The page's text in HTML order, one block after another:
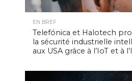
EN BREF
Telefónica et Halotech
la sécurité industrielle
aux USA grâce à l’IoT et à